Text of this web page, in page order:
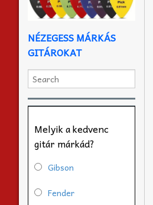
NÉZEGESS MÁRKÁS
GITÁROKAT
Melyik a kedvenc
gitár márkád?
Gibson
Fender